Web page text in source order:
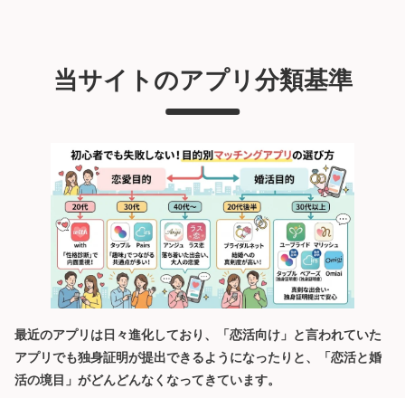
当サイトのアプリ分類基準
最近のアプリは日々進化しており、「恋活向け」と言われていた
アプリでも独身証明が提出できるようになったりと、「恋活と婚
活の境目」がどんどんなくなってきています。